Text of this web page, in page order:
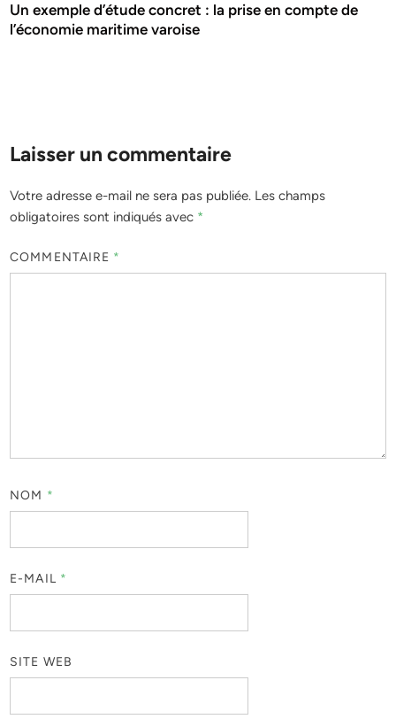
Un exemple d’étude concret : la prise en compte de
l’économie maritime varoise
Laisser un commentaire
Votre adresse e-mail ne sera pas publiée. Les champs
obligatoires sont indiqués avec *
COMMENTAIRE *
NOM *
E-MAIL *
SITE WEB